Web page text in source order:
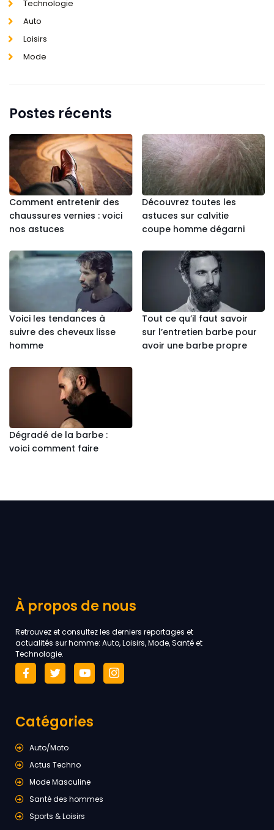
Technologie
Auto
Loisirs
Mode
Postes récents
Comment entretenir des
chaussures vernies : voici
nos astuces
Découvrez toutes les
astuces sur calvitie
coupe homme dégarni
Voici les tendances à
suivre des cheveux lisse
homme
Tout ce qu’il faut savoir
sur l’entretien barbe pour
avoir une barbe propre
Dégradé de la barbe :
voici comment faire
À propos de nous
Retrouvez et consultez les derniers reportages et
actualités sur homme: Auto, Loisirs, Mode, Santé et
Technologie.
Catégories
Auto/Moto
Actus Techno
Mode Masculine
Santé des hommes
Sports & Loisirs